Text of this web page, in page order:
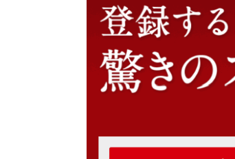
担当者との相性が悪い
プロに頼りきらず主体
海外在住者が日本に転職し
日本の転職市場は売り